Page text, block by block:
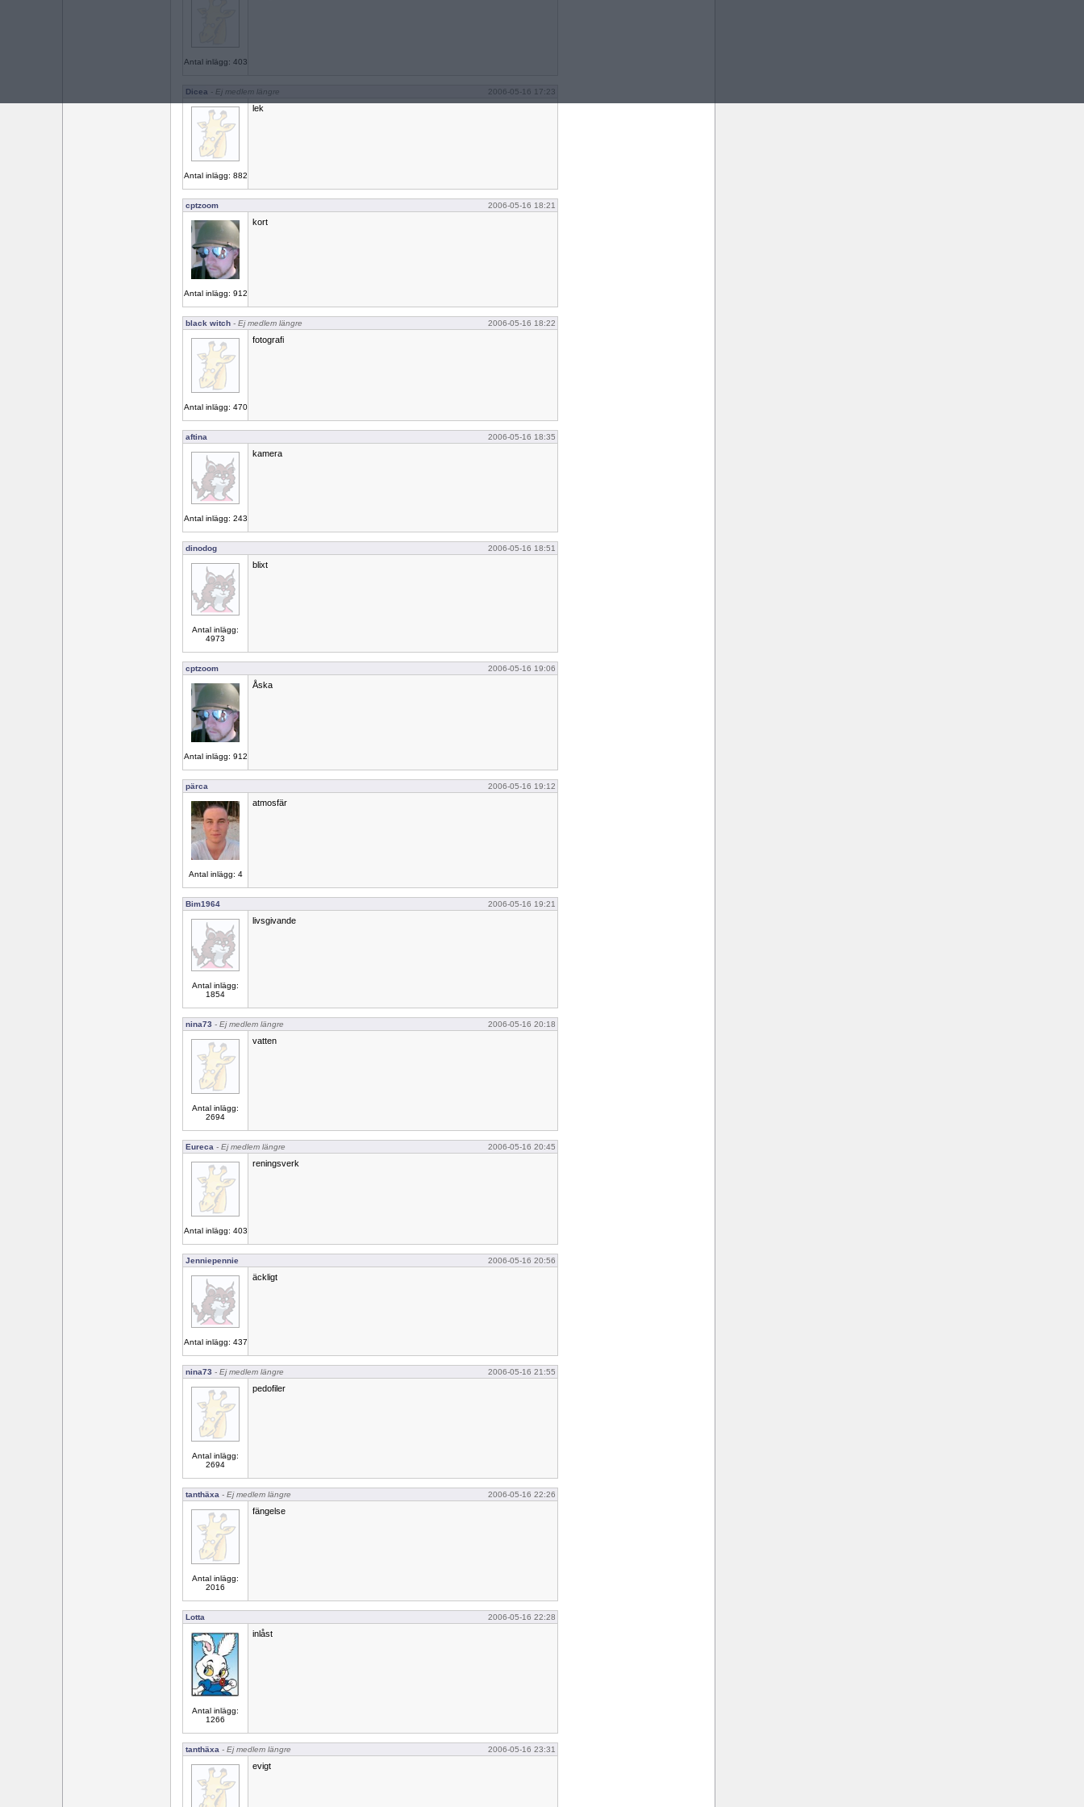
Antal inlägg: 403
Dicea - Ej medlem längre 2006-05-16 17:23
Antal inlägg: 882
lek
cptzoom 2006-05-16 18:21
Antal inlägg: 912
kort
black witch - Ej medlem längre 2006-05-16 18:22
Antal inlägg: 470
fotografi
aftina 2006-05-16 18:35
Antal inlägg: 243
kamera
dinodog 2006-05-16 18:51
Antal inlägg:
4973
blixt
cptzoom 2006-05-16 19:06
Antal inlägg: 912
Åska
pärca 2006-05-16 19:12
Antal inlägg: 4
atmosfär
Bim1964 2006-05-16 19:21
Antal inlägg:
1854
livsgivande
nina73 - Ej medlem längre 2006-05-16 20:18
Antal inlägg:
2694
vatten
Eureca - Ej medlem längre 2006-05-16 20:45
Antal inlägg: 403
reningsverk
Jenniepennie 2006-05-16 20:56
Antal inlägg: 437
äckligt
nina73 - Ej medlem längre 2006-05-16 21:55
Antal inlägg:
2694
pedofiler
tanthäxa - Ej medlem längre 2006-05-16 22:26
Antal inlägg:
2016
fängelse
Lotta 2006-05-16 22:28
Antal inlägg:
1266
inlåst
tanthäxa - Ej medlem längre 2006-05-16 23:31
evigt